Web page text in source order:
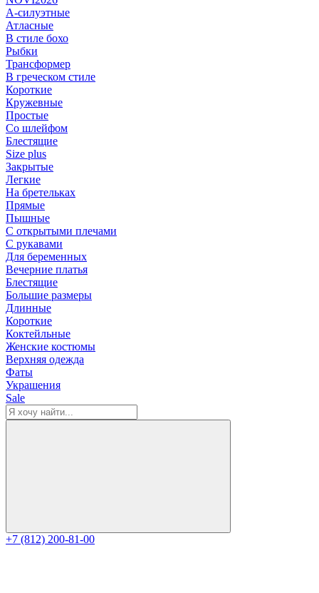
А-силуэтные
Атласные
В стиле бохо
Рыбки
Трансформер
В греческом стиле
Короткие
Кружевные
Простые
Со шлейфом
Блестящие
Size plus
Закрытые
Легкие
На бретельках
Прямые
Пышные
С открытыми плечами
С рукавами
Для беременных
Вечерние платья
Блестящие
Большие размеры
Длинные
Короткие
Коктейльные
Женские костюмы
Верхняя одежда
Фаты
Украшения
Sale
+7 (812) 200-81-00